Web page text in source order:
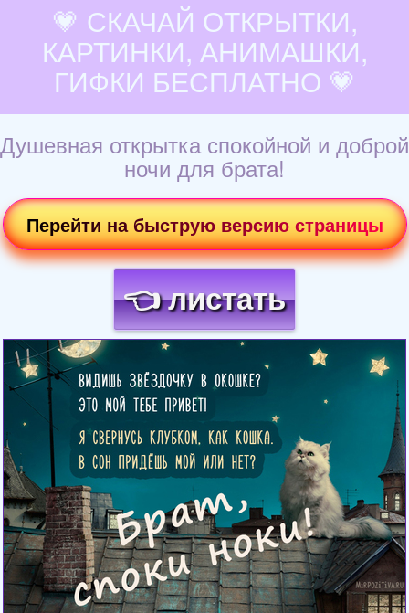
💗 СКАЧАЙ ОТКРЫТКИ,
КАРТИНКИ, АНИМАШКИ,
ГИФКИ БЕСПЛАТНО 💗
Душевная открытка спокойной и доброй
ночи для брата!
Перейти на быструю версию страницы
👈 листать
Загрузка картинки...